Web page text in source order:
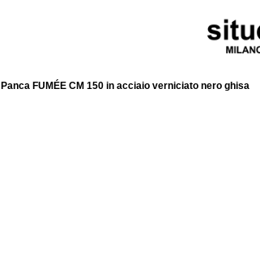
Panca FUMÉE CM 150 in acciaio verniciato nero ghisa